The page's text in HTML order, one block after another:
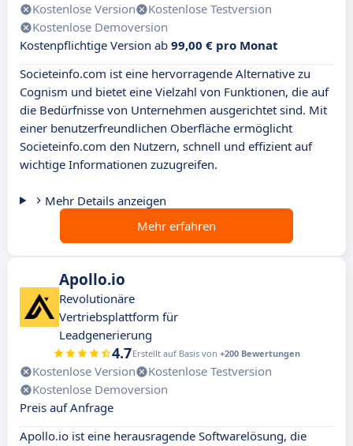
Kostenlose Version
Kostenlose Testversion
Kostenlose Demoversion
Kostenpflichtige Version ab 99,00 € pro Monat
Societeinfo.com ist eine hervorragende Alternative zu
Cognism und bietet eine Vielzahl von Funktionen, die auf
die Bedürfnisse von Unternehmen ausgerichtet sind. Mit
einer benutzerfreundlichen Oberfläche ermöglicht
Societeinfo.com den Nutzern, schnell und effizient auf
wichtige Informationen zuzugreifen.
Mehr Details anzeigen
Mehr erfahren
Apollo.io
Revolutionäre
Vertriebsplattform für
Leadgenerierung
4.7Erstellt auf Basis von +200 Bewertungen
Kostenlose Version
Kostenlose Testversion
Kostenlose Demoversion
Preis auf Anfrage
Apollo.io ist eine herausragende Softwarelösung, die